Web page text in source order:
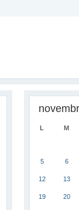
L M
5 6
12 13
19 20